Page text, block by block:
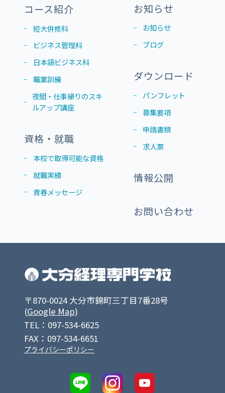
コース紹介
短大併修科
ビジネス管理科
日本語ビジネス科
職業訓練
夜間・仕事帰りのスキ
ルアップ講座
資格・就職
本校で取得可能な資格
就職実績
青春メッセージ
お知らせ
お知らせ
ブログ
ダウンロード
パンフレット
募集要項
申請書類
求人票
情報公開
お問い合わせ
〒870-0024 大分市錦町三丁目7番28号
(Google Map)
TEL：097-534-6625
FAX：097-534-6651
プライバシーポリシー